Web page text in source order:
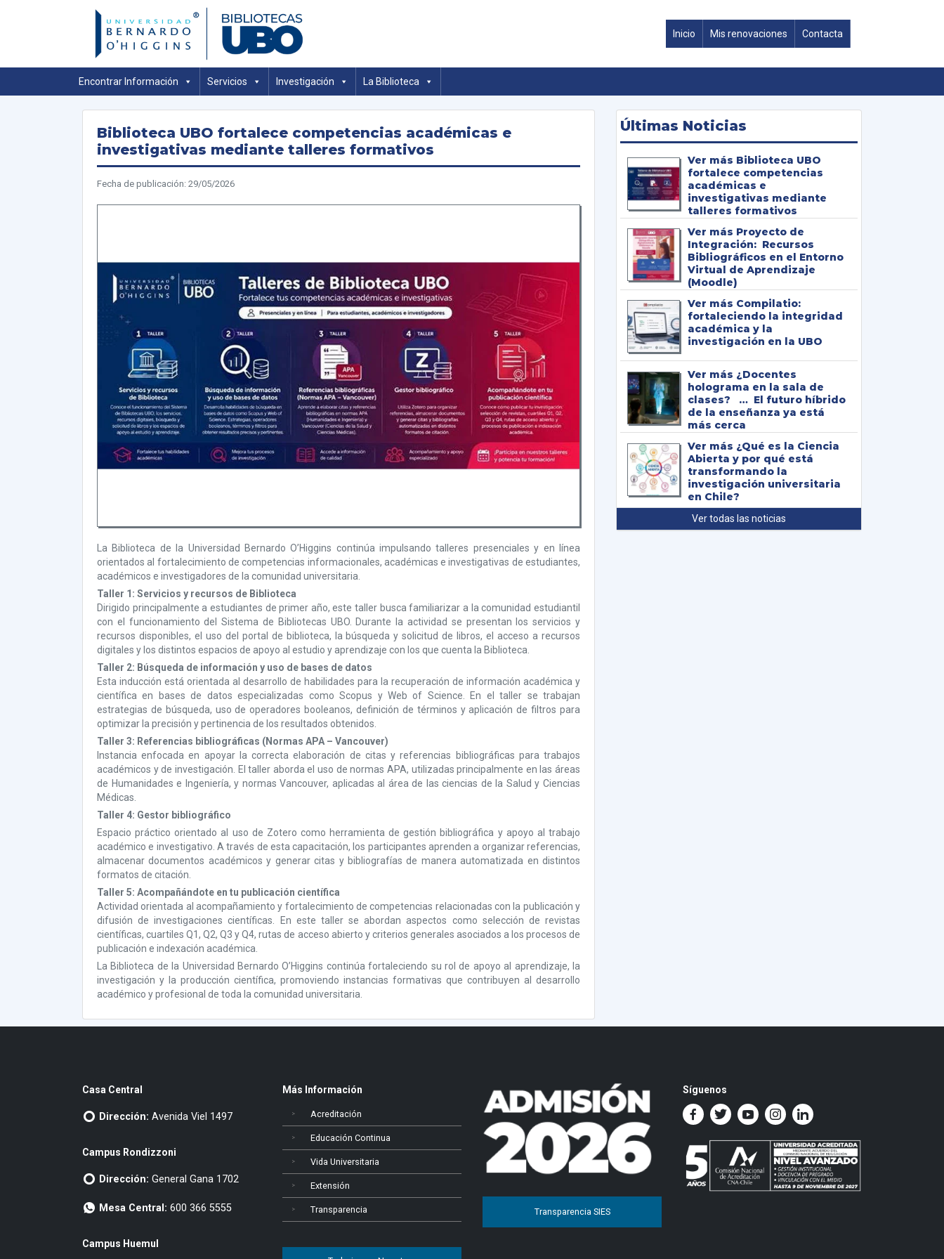
Inicio Mis renovaciones Contacta
Encontrar Información Servicios Investigación La Biblioteca
Biblioteca UBO fortalece competencias académicas e
investigativas mediante talleres formativos
Fecha de publicación: 29/05/2026
La Biblioteca de la Universidad Bernardo O’Higgins continúa impulsando talleres presenciales y en línea
orientados al fortalecimiento de competencias informacionales, académicas e investigativas de estudiantes,
académicos e investigadores de la comunidad universitaria.
Taller 1: Servicios y recursos de Biblioteca
Dirigido principalmente a estudiantes de primer año, este taller busca familiarizar a la comunidad estudiantil
con el funcionamiento del Sistema de Bibliotecas UBO. Durante la actividad se presentan los servicios y
recursos disponibles, el uso del portal de biblioteca, la búsqueda y solicitud de libros, el acceso a recursos
digitales y los distintos espacios de apoyo al estudio y aprendizaje con los que cuenta la Biblioteca.
Taller 2: Búsqueda de información y uso de bases de datos
Esta inducción está orientada al desarrollo de habilidades para la recuperación de información académica y
científica en bases de datos especializadas como Scopus y Web of Science. En el taller se trabajan
estrategias de búsqueda, uso de operadores booleanos, definición de términos y aplicación de filtros para
optimizar la precisión y pertinencia de los resultados obtenidos.
Taller 3: Referencias bibliográficas (Normas APA – Vancouver)
Instancia enfocada en apoyar la correcta elaboración de citas y referencias bibliográficas para trabajos
académicos y de investigación. El taller aborda el uso de normas APA, utilizadas principalmente en las áreas
de Humanidades e Ingeniería, y normas Vancouver, aplicadas al área de las ciencias de la Salud y Ciencias
Médicas.
Taller 4: Gestor bibliográfico
Espacio práctico orientado al uso de Zotero como herramienta de gestión bibliográfica y apoyo al trabajo
académico e investigativo. A través de esta capacitación, los participantes aprenden a organizar referencias,
almacenar documentos académicos y generar citas y bibliografías de manera automatizada en distintos
formatos de citación.
Taller 5: Acompañándote en tu publicación científica
Actividad orientada al acompañamiento y fortalecimiento de competencias relacionadas con la publicación y
difusión de investigaciones científicas. En este taller se abordan aspectos como selección de revistas
científicas, cuartiles Q1, Q2, Q3 y Q4, rutas de acceso abierto y criterios generales asociados a los procesos de
publicación e indexación académica.
La Biblioteca de la Universidad Bernardo O’Higgins continúa fortaleciendo su rol de apoyo al aprendizaje, la
investigación y la producción científica, promoviendo instancias formativas que contribuyen al desarrollo
académico y profesional de toda la comunidad universitaria.
Últimas Noticias
Biblioteca UBO
fortalece competencias
académicas e
investigativas mediante
talleres formativos
Proyecto de
Integración: Recursos
Bibliográficos en el Entorno
Virtual de Aprendizaje
(Moodle)
Compilatio:
fortaleciendo la integridad
académica y la
investigación en la UBO
¿Docentes
holograma en la sala de
clases? … El futuro híbrido
de la enseñanza ya está
más cerca
¿Qué es la Ciencia
Abierta y por qué está
transformando la
investigación universitaria
en Chile?
Ver todas las noticias
Casa Central
Dirección: Avenida Viel 1497
Campus Rondizzoni
Dirección: General Gana 1702
Mesa Central: 600 366 5555
Campus Huemul
Más Información
Acreditación
Educación Continua
Vida Universitaria
Extensión
Transparencia Transparencia SIES
Síguenos